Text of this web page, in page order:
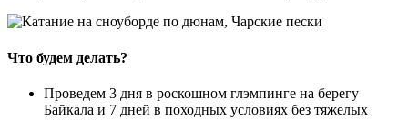
Что будем делать?
Проведем 3 дня в роскошном глэмпинге на берегу
Байкала и 7 дней в походных условиях без тяжелых